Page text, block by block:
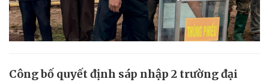
Công bố quyết định sáp nhập 2 trường đại